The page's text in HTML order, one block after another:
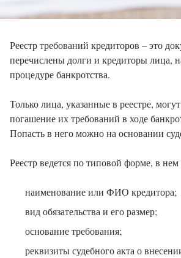
Реестр требований кредиторов – это
перечислены долги и кредиторы лица,
процедуре банкротства.
Только лица, указанные в реестре,
погашение их требований в ходе
Попасть в него можно на основании
Реестр ведется по типовой форме, в нем
наименование или ФИО кредитора;
вид обязательства и его размер;
основание требования;
реквизиты судебного акта о